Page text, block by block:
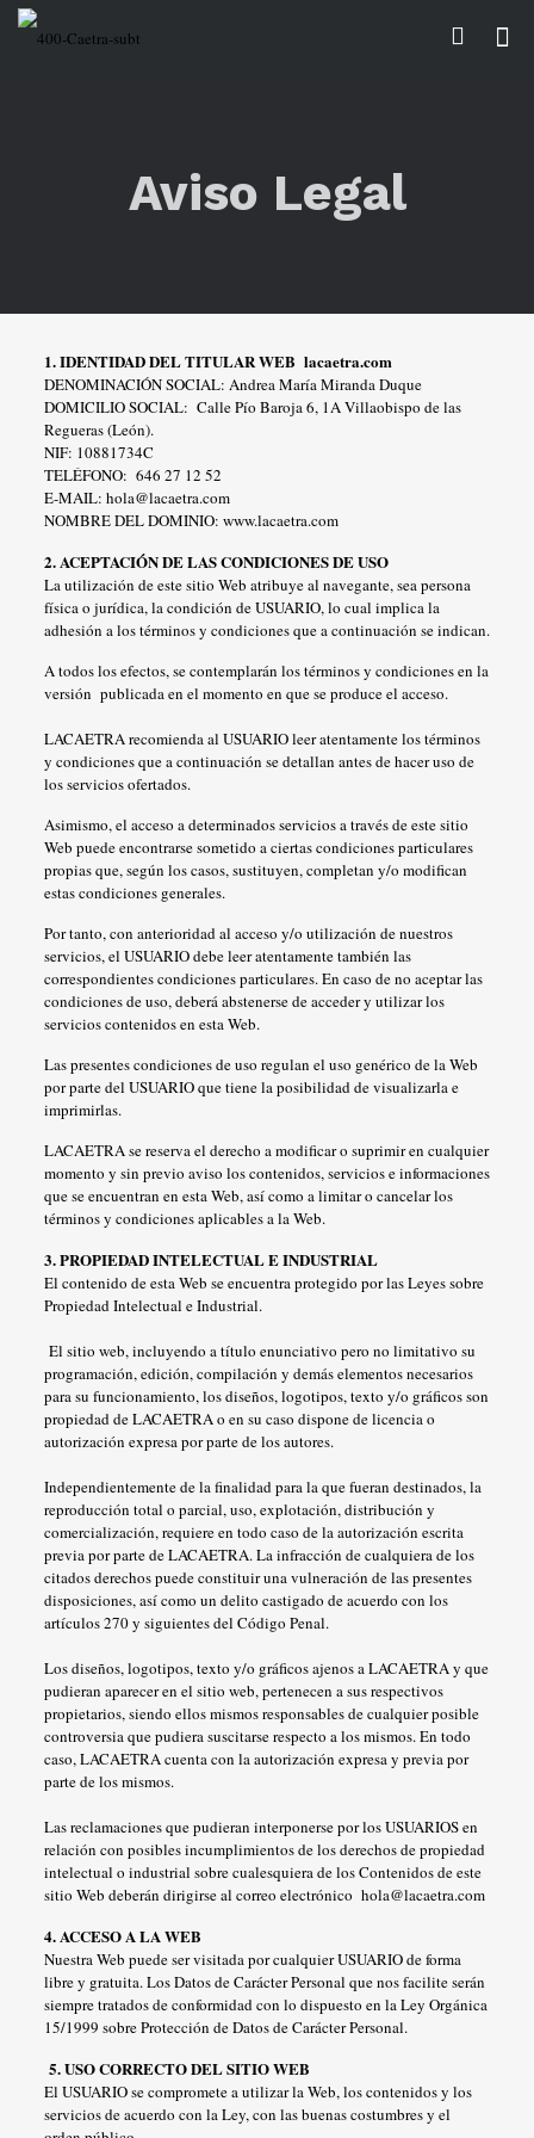
Aviso Legal
1. IDENTIDAD DEL TITULAR WEB lacaetra.com
DENOMINACIÓN SOCIAL: Andrea María Miranda Duque
DOMICILIO SOCIAL: Calle Pío Baroja 6, 1A Villaobispo de las
Regueras (León).
NIF: 10881734C
TELÉFONO: 646 27 12 52
E-MAIL: hola@lacaetra.com
NOMBRE DEL DOMINIO: www.lacaetra.com
2. ACEPTACIÓN DE LAS CONDICIONES DE USO
La utilización de este sitio Web atribuye al navegante, sea persona
física o jurídica, la condición de USUARIO, lo cual implica la
adhesión a los términos y condiciones que a continuación se indican.
A todos los efectos, se contemplarán los términos y condiciones en la
versión publicada en el momento en que se produce el acceso.
LACAETRA recomienda al USUARIO leer atentamente los términos
y condiciones que a continuación se detallan antes de hacer uso de
los servicios ofertados.
Asimismo, el acceso a determinados servicios a través de este sitio
Web puede encontrarse sometido a ciertas condiciones particulares
propias que, según los casos, sustituyen, completan y/o modifican
estas condiciones generales.
Por tanto, con anterioridad al acceso y/o utilización de nuestros
servicios, el USUARIO debe leer atentamente también las
correspondientes condiciones particulares. En caso de no aceptar las
condiciones de uso, deberá abstenerse de acceder y utilizar los
servicios contenidos en esta Web.
Las presentes condiciones de uso regulan el uso genérico de la Web
por parte del USUARIO que tiene la posibilidad de visualizarla e
imprimirlas.
LACAETRA se reserva el derecho a modificar o suprimir en cualquier
momento y sin previo aviso los contenidos, servicios e informaciones
que se encuentran en esta Web, así como a limitar o cancelar los
términos y condiciones aplicables a la Web.
3. PROPIEDAD INTELECTUAL E INDUSTRIAL
El contenido de esta Web se encuentra protegido por las Leyes sobre
Propiedad Intelectual e Industrial.
El sitio web, incluyendo a título enunciativo pero no limitativo su
programación, edición, compilación y demás elementos necesarios
para su funcionamiento, los diseños, logotipos, texto y/o gráficos son
propiedad de LACAETRA o en su caso dispone de licencia o
autorización expresa por parte de los autores.
Independientemente de la finalidad para la que fueran destinados, la
reproducción total o parcial, uso, explotación, distribución y
comercialización, requiere en todo caso de la autorización escrita
previa por parte de LACAETRA. La infracción de cualquiera de los
citados derechos puede constituir una vulneración de las presentes
disposiciones, así como un delito castigado de acuerdo con los
artículos 270 y siguientes del Código Penal.
Los diseños, logotipos, texto y/o gráficos ajenos a LACAETRA y que
pudieran aparecer en el sitio web, pertenecen a sus respectivos
propietarios, siendo ellos mismos responsables de cualquier posible
controversia que pudiera suscitarse respecto a los mismos. En todo
caso, LACAETRA cuenta con la autorización expresa y previa por
parte de los mismos.
Las reclamaciones que pudieran interponerse por los USUARIOS en
relación con posibles incumplimientos de los derechos de propiedad
intelectual o industrial sobre cualesquiera de los Contenidos de este
sitio Web deberán dirigirse al correo electrónico hola@lacaetra.com
4. ACCESO A LA WEB
Nuestra Web puede ser visitada por cualquier USUARIO de forma
libre y gratuita. Los Datos de Carácter Personal que nos facilite serán
siempre tratados de conformidad con lo dispuesto en la Ley Orgánica
15/1999 sobre Protección de Datos de Carácter Personal.
5. USO CORRECTO DEL SITIO WEB
El USUARIO se compromete a utilizar la Web, los contenidos y los
servicios de acuerdo con la Ley, con las buenas costumbres y el